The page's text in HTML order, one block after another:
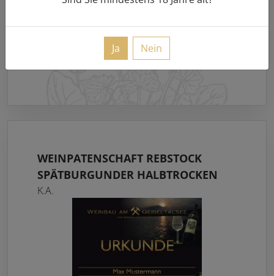
Ja Nein
(zzgl. Versand)
HIER KAUFEN
WEINPATENSCHAFT REBSTOCK
SPÄTBURGUNDER HALBTROCKEN
K.A.